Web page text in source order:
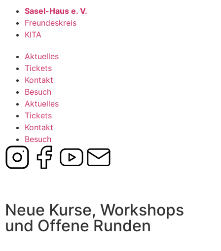
Sasel-Haus e. V.
Freundeskreis
KITA
Aktuelles
Tickets
Kontakt
Besuch
Aktuelles
Tickets
Kontakt
Besuch
Neue Kurse, Workshops
und Offene Runden